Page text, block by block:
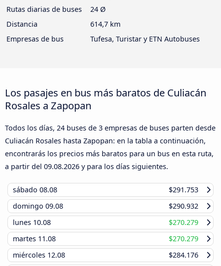
Rutas diarias de buses
24 Ø
Distancia
614,7 km
Empresas de bus
Tufesa, Turistar y ETN Autobuses
Los pasajes en bus más baratos de Culiacán
Rosales a Zapopan
Todos los días, 24 buses de 3 empresas de buses parten desde
Culiacán Rosales hasta Zapopan: en la tabla a continuación,
encontrarás los precios más baratos para un bus en esta ruta,
a partir del 09.08.2026 y para los días siguientes.
sábado 08.08
$291.753
domingo 09.08
$290.932
lunes 10.08
$270.279
martes 11.08
$270.279
miércoles 12.08
$284.176